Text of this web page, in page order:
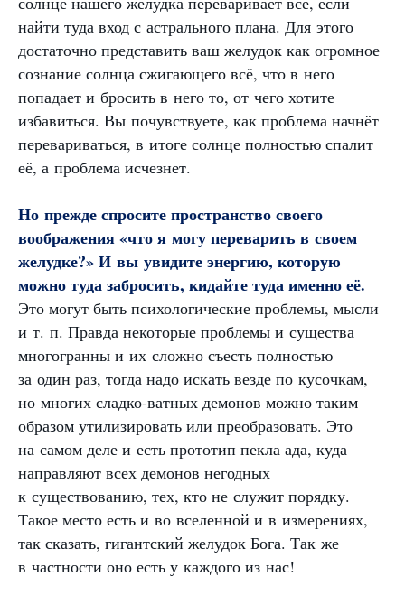
найти туда вход с астрального плана. Для этого
достаточно представить ваш желудок как огромное
сознание солнца сжигающего всё, что в него
попадает и бросить в него то, от чего хотите
избавиться. Вы почувствуете, как проблема начнёт
перевариваться, в итоге солнце полностью спалит
её, а проблема исчезнет.
Но прежде спросите пространство своего
воображения «что я могу переварить в своем
желудке?» И вы увидите энергию, которую
можно туда забросить, кидайте туда именно её.
Это могут быть психологические проблемы, мысли
и т. п. Правда некоторые проблемы и существа
многогранны и их сложно съесть полностью
за один раз, тогда надо искать везде по кусочкам,
но многих сладко-ватных демонов можно таким
образом утилизировать или преобразовать. Это
на самом деле и есть прототип пекла ада, куда
направляют всех демонов негодных
к существованию, тех, кто не служит порядку.
Такое место есть и во вселенной и в измерениях,
так сказать, гигантский желудок Бога. Так же
в частности оно есть у каждого из нас!